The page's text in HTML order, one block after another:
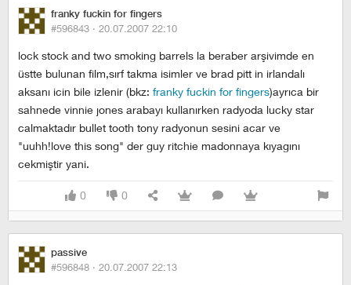
franky fuckin for fingers
#596843 · 20.07.2007 22:10
lock stock and two smoking barrels la beraber arşivimde en
üstte bulunan film,sırf takma isimler ve brad pitt in irlandalı
aksanı icin bile izlenir (bkz: franky fuckin for fingers)ayrıca bir
sahnede vinnie jones arabayı kullanırken radyoda lucky star
calmaktadır bullet tooth tony radyonun sesini acar ve
"uuhh!love this song" der guy ritchie madonnaya kıyagını
cekmiştir yani.
0 0
passive
#596848 · 20.07.2007 22:13